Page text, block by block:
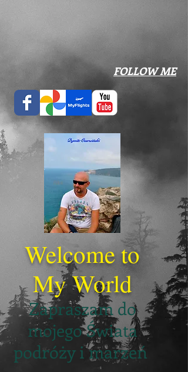
​FOLLOW ME
Welcome to
My World
Zapraszam do
mojego Świata
podróży i marzeń